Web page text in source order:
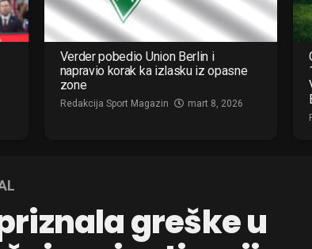
Verder pobedio Union Berlin i
napravio korak ka izlasku iz opasne
zone
Redakcija Sport Magazin mart 8, 2026
greške u